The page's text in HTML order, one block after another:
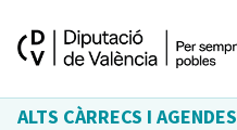
ALTS CÀRRECS I AGENDES